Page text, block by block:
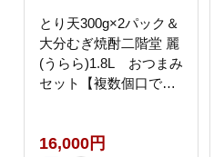
とり天300g×2パック＆
大分むぎ焼酎二階堂 麗
(うらら)1.8L おつまみ
セット【複数個口で配
16,000円